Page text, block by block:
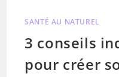
SANTÉ AU NATUREL
3 conseils
pour créer